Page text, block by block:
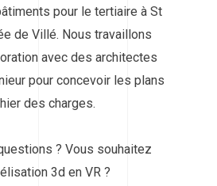
pour le tertiaire à St
de Villé. Nous travaillons
avec des architectes
pour concevoir les plans
des charges.
? Vous souhaitez
3d en VR ?